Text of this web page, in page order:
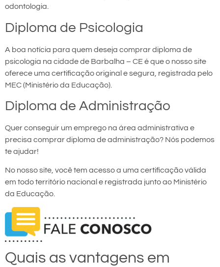
odontologia.
Diploma de Psicologia
A boa notícia para quem deseja comprar diploma de
psicologia na cidade de Barbalha – CE é que o nosso site
oferece uma certificação original e segura, registrada pelo
MEC (Ministério da Educação).
Diploma de Administração
Quer conseguir um emprego na área administrativa e
precisa comprar diploma de administração? Nós podemos
te ajudar!
No nosso site, você tem acesso a uma certificação válida
em todo território nacional e registrada junto ao Ministério
da Educação.
Quais as vantagens em